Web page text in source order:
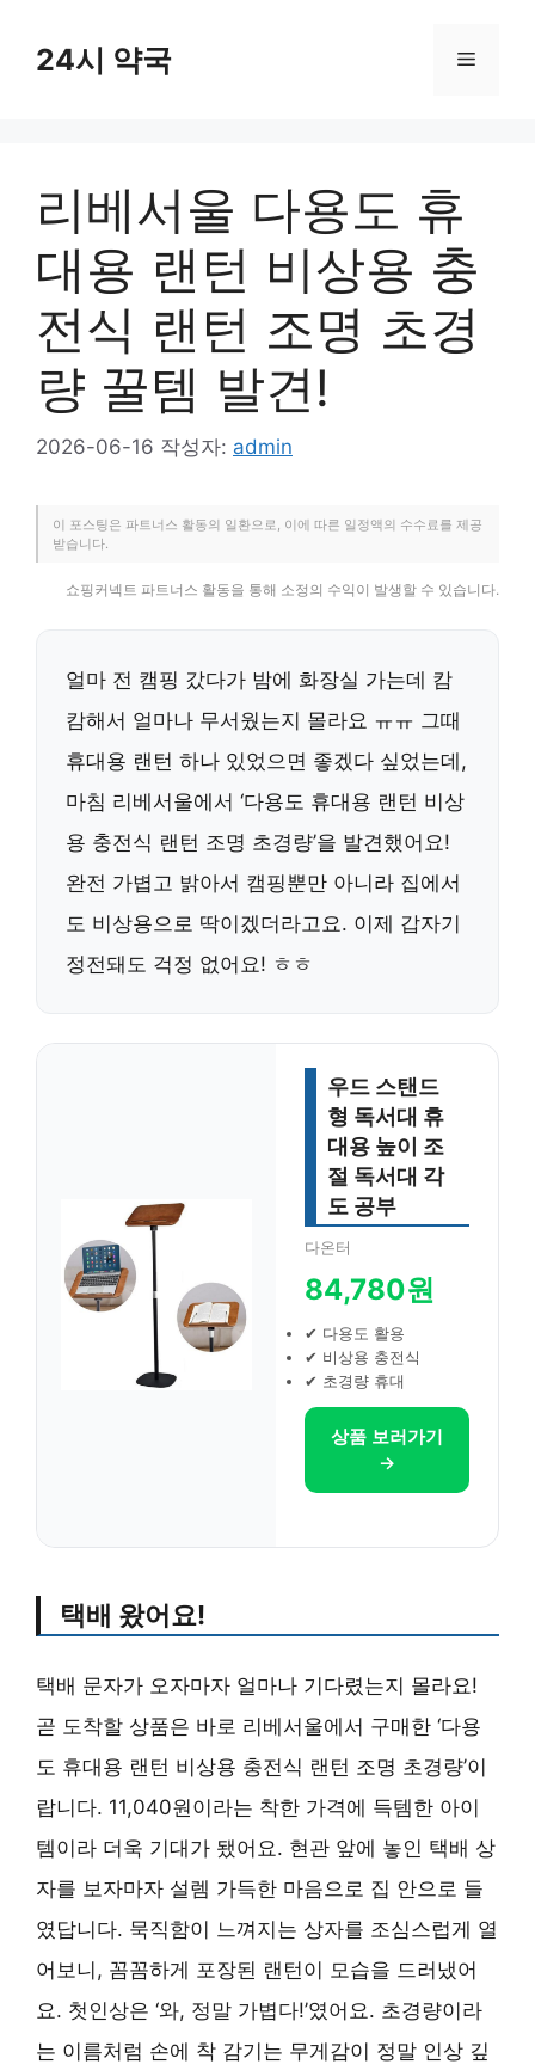
24시 약국 메
리베서울 다용도 휴
대용 랜턴 비상용 충
전식 랜턴 조명 초경
량 꿀템 발견!
2026-06-16 작성자: admin
이 포스팅은 파트너스 활동의 일환으로, 이에 따른 일정액의 수수료를 제공
받습니다.
쇼핑커넥트 파트너스 활동을 통해 소정의 수익이 발생할 수 있습니다.
얼마 전 캠핑 갔다가 밤에 화장실 가는데 캄
캄해서 얼마나 무서웠는지 몰라요 ㅠㅠ 그때
휴대용 랜턴 하나 있었으면 좋겠다 싶었는데,
마침 리베서울에서 ‘다용도 휴대용 랜턴 비상
용 충전식 랜턴 조명 초경량’을 발견했어요!
완전 가볍고 밝아서 캠핑뿐만 아니라 집에서
도 비상용으로 딱이겠더라고요. 이제 갑자기
정전돼도 걱정 없어요! ㅎㅎ
우드 스탠드
형 독서대 휴
대용 높이 조
절 독서대 각
도 공부
다온터
84,780원
✔ 다용도 활용
✔ 비상용 충전식
✔ 초경량 휴대
상품 보러가기
→
택배 왔어요!
택배 문자가 오자마자 얼마나 기다렸는지 몰라요!
곧 도착할 상품은 바로 리베서울에서 구매한 ‘다용
도 휴대용 랜턴 비상용 충전식 랜턴 조명 초경량’이
랍니다. 11,040원이라는 착한 가격에 득템한 아이
템이라 더욱 기대가 됐어요. 현관 앞에 놓인 택배 상
자를 보자마자 설렘 가득한 마음으로 집 안으로 들
였답니다. 묵직함이 느껴지는 상자를 조심스럽게 열
어보니, 꼼꼼하게 포장된 랜턴이 모습을 드러냈어
요. 첫인상은 ‘와, 정말 가볍다!’였어요. 초경량이라
는 이름처럼 손에 착 감기는 무게감이 정말 인상 깊